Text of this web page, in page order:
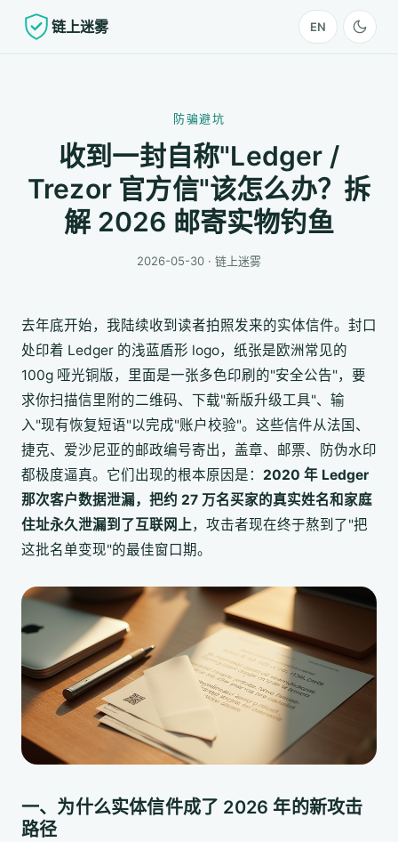
链上迷雾 EN
防骗避坑
收到一封自称"Ledger /
Trezor 官方信"该怎么办？拆
解 2026 邮寄实物钓鱼
2026-05-30 · 链上迷雾
去年底开始，我陆续收到读者拍照发来的实体信件。封口
处印着 Ledger 的浅蓝盾形 logo，纸张是欧洲常见的
100g 哑光铜版，里面是一张多色印刷的"安全公告"，要
求你扫描信里附的二维码、下载"新版升级工具"、输
入"现有恢复短语"以完成"账户校验"。这些信件从法国、
捷克、爱沙尼亚的邮政编号寄出，盖章、邮票、防伪水印
都极度逼真。它们出现的根本原因是： 2020 年 Ledger
那次客户数据泄漏，把约 27 万名买家的真实姓名和家庭
住址永久泄漏到了互联网上，攻击者现在终于熬到了"把
这批名单变现"的最佳窗口期。
一、为什么实体信件成了 2026 年的新攻击
路径